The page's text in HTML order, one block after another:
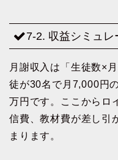
7-2. 収益シミュ
月謝収入は「生徒数×
徒が30名で月7,000円
万円です。ここからロ
信費、教材費が差し引
まります。